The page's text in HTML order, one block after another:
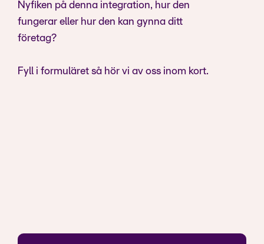
Nyfiken på denna integration, hur den
fungerar eller hur den kan gynna ditt
företag?
Fyll i formuläret så hör vi av oss inom kort.